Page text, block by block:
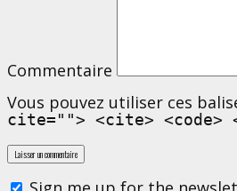
Commentaire
Vous pouvez utiliser ces
cite=""> <cite> <code>